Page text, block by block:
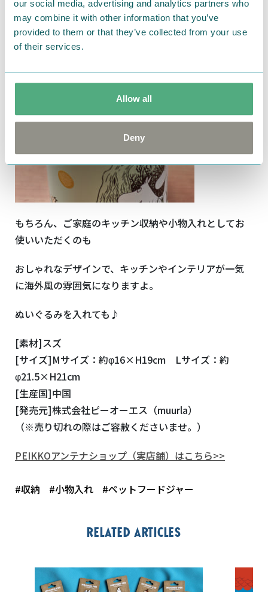
our social media, advertising and analytics partners who
may combine it with other information that you’ve
provided to them or that they’ve collected from your use
of their services.
Allow all
Deny
もちろん、ご家庭のキッチン収納や小物入れとしてお
使いいただくのも
おしゃれなデザインで、キッチンやインテリアが一気
に海外風の雰囲気になりますよ。
ぬいぐるみを入れても♪
[素材]スズ
[サイズ]Mサイズ：約φ16×H19cm Lサイズ：約
φ21.5×H21cm
[生産国]中国
[発売元]株式会社ピーオーエス（muurla）
（※売り切れの際はご容赦くださいませ。）
PEIKKOアンテナショップ（実店舗）はこちら>>
#収納 #小物入れ #ペットフードジャー
Related articles